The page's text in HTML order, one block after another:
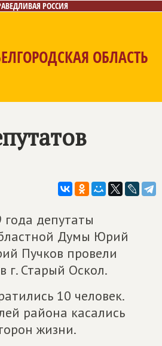
РОССИЯ
ОБЛАСТЬ
года депутаты
Думы Юрий
Пучков провели
г. Старый Оскол.
10 человек.
района касались
жизни.